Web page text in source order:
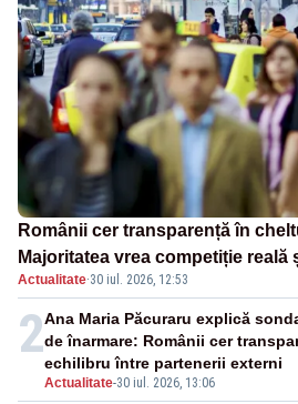
Românii cer transparență în
Majoritatea vrea competiție reală
SONDAJ
Actualitate·30 iul. 2026, 12:53
2
Actualitate-30 iul. 2026, 13:06
Ana Maria Păcuraru explică
de înarmare: Românii cer
echilibru între partenerii externi